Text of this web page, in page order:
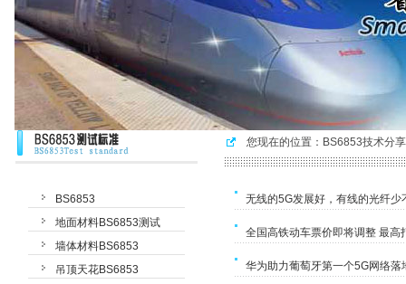
您现在的位置： BS6853技术分
BS6853
地面材料BS6853测试
墙体材料BS6853
吊顶天花BS6853
无线的5G发展好，有线的光纤少
全国高铁动车票价即将调整 最高
华为助力葡萄牙第一个5G网络落